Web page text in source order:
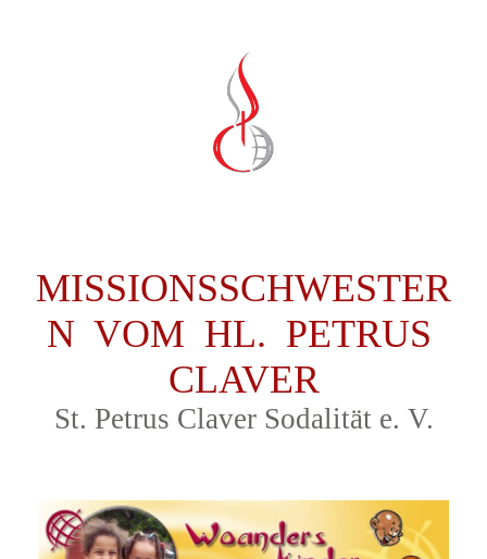
MISSIONSSCHWESTER
N VOM HL. PETRUS
CLAVER
St. Petrus Claver Sodalität e. V.